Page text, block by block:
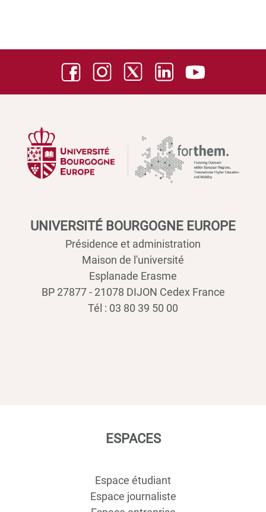
UNIVERSITÉ BOURGOGNE EUROPE
Présidence et administration
Maison de l'université
Esplanade Erasme
BP 27877 - 21078 DIJON Cedex France
Tél : 03 80 39 50 00
ESPACES
Espace étudiant
Espace journaliste